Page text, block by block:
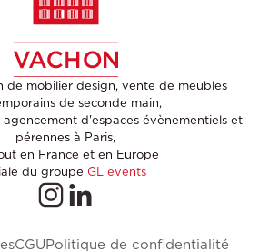
de mobilier design, vente de meubles
de seconde main,
d'espaces évènementiels et
pérennes à Paris,
en France et en Europe
du groupe GL events
CGUPolitique de confidentialité